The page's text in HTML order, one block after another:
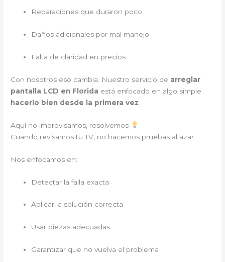
Reparaciones que duraron poco
Daños adicionales por mal manejo
Falta de claridad en precios
Con nosotros eso cambia. Nuestro servicio de arreglar
pantalla LCD en Florida está enfocado en algo simple:
hacerlo bien desde la primera vez
Aquí no improvisamos, resolvemos
Cuando revisamos tu TV, no hacemos pruebas al azar.
Nos enfocamos en:
Detectar la falla exacta
Aplicar la solución correcta
Usar piezas adecuadas
Garantizar que no vuelva el problema